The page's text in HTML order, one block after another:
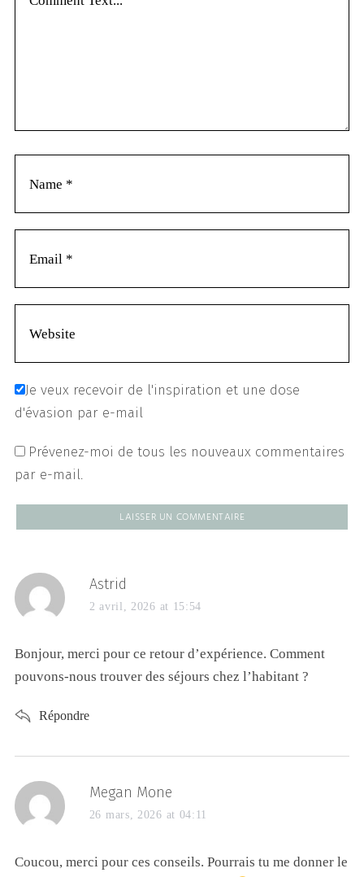
Je veux recevoir de l'inspiration et une dose
d'évasion par e-mail
Prévenez-moi de tous les nouveaux commentaires
par e-mail.
Astrid
2 avril, 2026 at 15:54
Bonjour, merci pour ce retour d’expérience. Comment
pouvons-nous trouver des séjours chez l’habitant ?
Répondre
Megan Mone
26 mars, 2026 at 04:11
Coucou, merci pour ces conseils. Pourrais tu me donner le